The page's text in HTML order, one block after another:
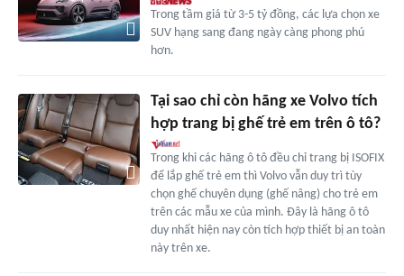
Trong tầm giá từ 3-5 tỷ đồng, các lựa chọn xe
SUV hạng sang đang ngày càng phong phú
hơn.
Tại sao chỉ còn hãng xe Volvo tích
hợp trang bị ghế trẻ em trên ô tô?
Trong khi các hãng ô tô đều chỉ trang bị ISOFIX
để lắp ghế trẻ em thì Volvo vẫn duy trì tùy
chọn ghế chuyên dụng (ghế nâng) cho trẻ em
trên các mẫu xe của mình. Đây là hãng ô tô
duy nhất hiện nay còn tích hợp thiết bị an toàn
này trên xe.